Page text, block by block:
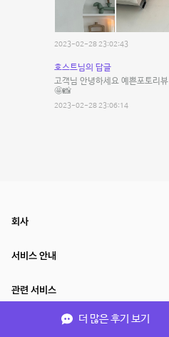
2023-02-28 23:02:43
호스트님의 답글
고객님 안녕하세요 예쁜포토리
🤩📸
2023-02-28 23:06:14
더 많은 후기 보기
회사
서비스 안내
관련 서비스